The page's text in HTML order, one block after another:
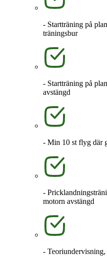
- Startträning på
träningsbur
- Startträning på
avstängd
- Min 10 st flyg där
-
motorn avstängd
-